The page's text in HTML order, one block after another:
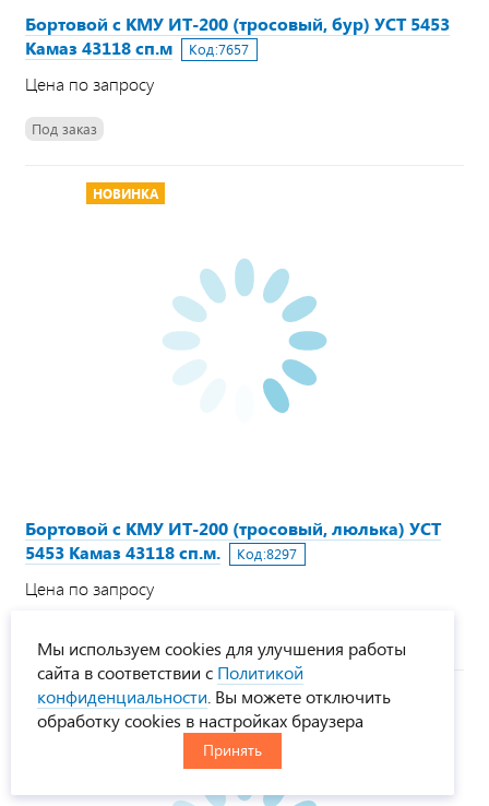
Бортовой с КМУ ИТ-200 (тросовый, бур) УСТ 5453
Камаз 43118 сп.м
Код:7657
Цена по запросу
Под заказ
НОВИНКА
Бортовой с КМУ ИТ-200 (тросовый, люлька) УСТ
5453 Камаз 43118 сп.м.
Код:8297
Цена по запросу
Мы используем cookies для улучшения работы
сайта в соответствии с Политикой
конфиденциальности . Вы можете отключить
обработку cookies в настройках браузера
Принять